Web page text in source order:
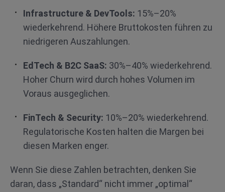
Infrastructure & DevTools: 15%–20%
wiederkehrend. Höhere Bruttokosten führen zu
niedrigeren Auszahlungen.
EdTech & B2C SaaS: 30%–40% wiederkehrend.
Hoher Churn wird durch hohes Volumen im
Voraus ausgeglichen.
FinTech & Security: 10%–20% wiederkehrend.
Regulatorische Kosten halten die Margen bei
diesen Marken enger.
Wenn Sie diese Zahlen betrachten, denken Sie
daran, dass „Standard“ nicht immer „optimal“